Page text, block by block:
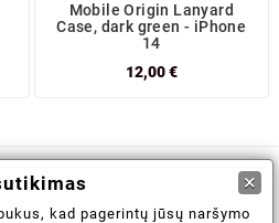
Mobile Origin Lanyard
Case, dark green - iPhone
14
12,00 €

×
kad pagerintų jūsų naršymo